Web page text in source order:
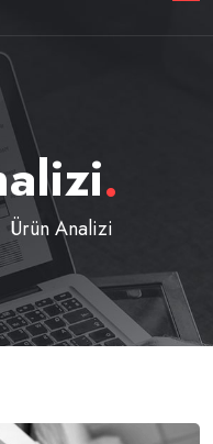
.
Ürün Analizi